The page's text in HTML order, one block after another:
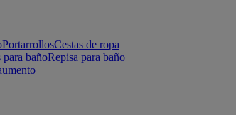
PortarrollosCestas de ropa
bañoRepisa para baño